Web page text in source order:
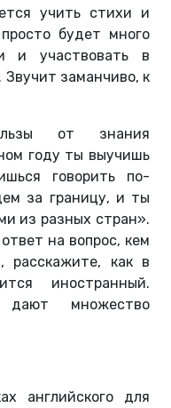
учить стихи и
будет много
и участвовать в
Звучит заманчиво, к
от знания
году ты выучишь
говорить по-
за границу, и ты
из разных стран».
на вопрос, кем
расскажите, как в
иностранный.
множество
английского для